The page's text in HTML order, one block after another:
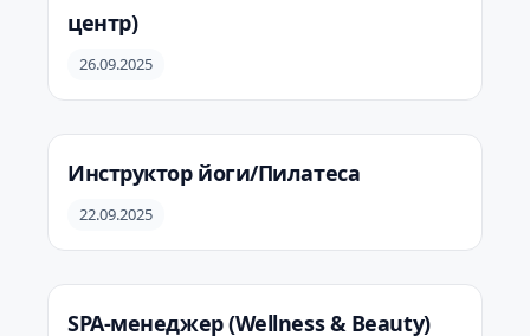
центр)
26.09.2025
Инструктор йоги/Пилатеса
22.09.2025
SPA-менеджер (Wellness & Beauty)